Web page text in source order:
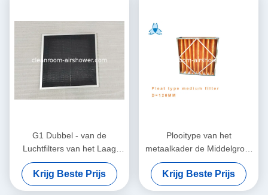
G1 Dubbel - van de
Luchtfilters van het Laag
Nylon Netwerk Pre Ruwe
Grootte 355x351x10mm
Krijg Beste Prijs
Plooitype van het
metaalkader de Middelgrote
Pre van de de Luchtstroom
van de Luchtfilter Grote
Lage Druk
Krijg Beste Prijs